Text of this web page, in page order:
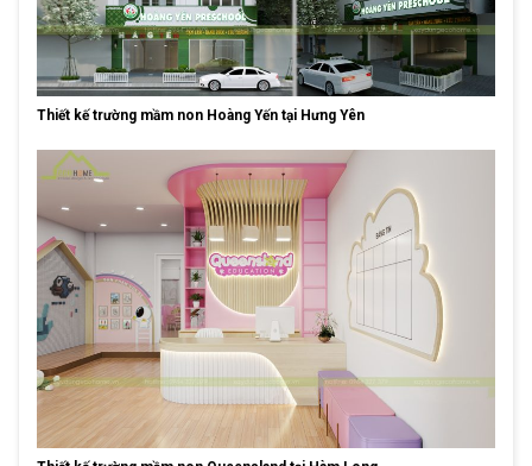
Thiết kế trường mầm non Hoàng Yến tại Hưng Yên